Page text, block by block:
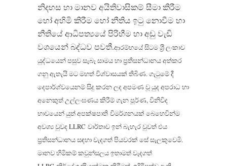
නිදහස හා මානව අයිතිවාසිකම් සීමා කිරීම
හෝ අහිමි කිරීම හෝ නීතිය ඉටු නොවීම හා
නීතියේ ආධිපත්‍යයේ පිරිහීම හා අඩු වැඩි
වශයෙන් බද්ධව පවතී.ආරම්භයේ සිටම ශ‍්‍රී ලංකාව
යුද්ධයෙන් පසුව සැබෑ සාමය හා ප‍්‍රතිසන්ධානය අත්කර
ගනු ඇතැයි මට මහත් විශ්වාසයක් තිබිණ. ගැටුමේ දී
දෙපාර්ශ්වයෙනම් සිදු කරන ලද අපමණ වූ යුද අපරාධ හා
අනෙකුත් උල්ලංඝණය කිරීම් ගැන පූර්ණ, විනිවිද
භාවයෙන් යුත් අපක්ෂපාති විමර්ශනයක් බෙහෙවින්ම
අවශ්‍ය වුවද LLRC වාර්තාව ඉන් බැහැර වුවත් එය
ප‍්‍රතිසන්ධානය සඳහා වැදගත් පියවරක් සේ සැලකුවෙමි.
මානව හිමිකම් කවුන්සලය ඉතාමත් වැදගත්